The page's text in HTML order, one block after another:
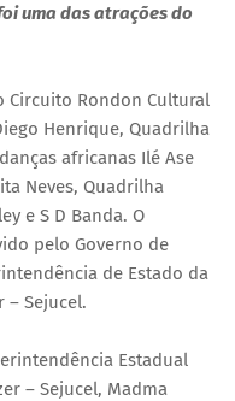
uma das atrações do
Circuito Rondon Cultural
Henrique, Quadrilha
africanas Ilé Ase
Neves, Quadrilha
e S D Banda. O
pelo Governo de
de Estado da
– Sejucel.
Estadual
– Sejucel, Madma